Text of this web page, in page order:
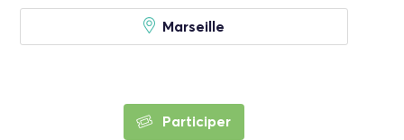
Marseille
Participer